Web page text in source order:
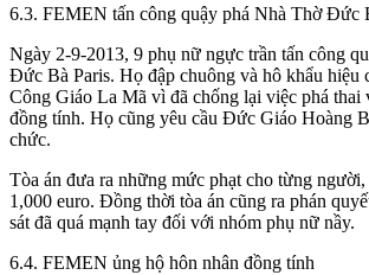
6.3. FEMEN tấn công quậy phá Nhà Thờ Đức
Ngày 2-9-2013, 9 phụ nữ ngực trần tấn công
Đức Bà Paris. Họ đập chuông và hô khẩu hiệu
Công Giáo La Mã vì đã chống lại việc phá thai
đồng tính. Họ cũng yêu cầu Đức Giáo Hoàng
chức.
Tòa án đưa ra những mức phạt cho từng
1,000 euro. Đồng thời tòa án cũng ra phán
sát đã quá mạnh tay đối với nhóm phụ nữ nầy.
6.4. FEMEN ủng hộ hôn nhân đồng tính